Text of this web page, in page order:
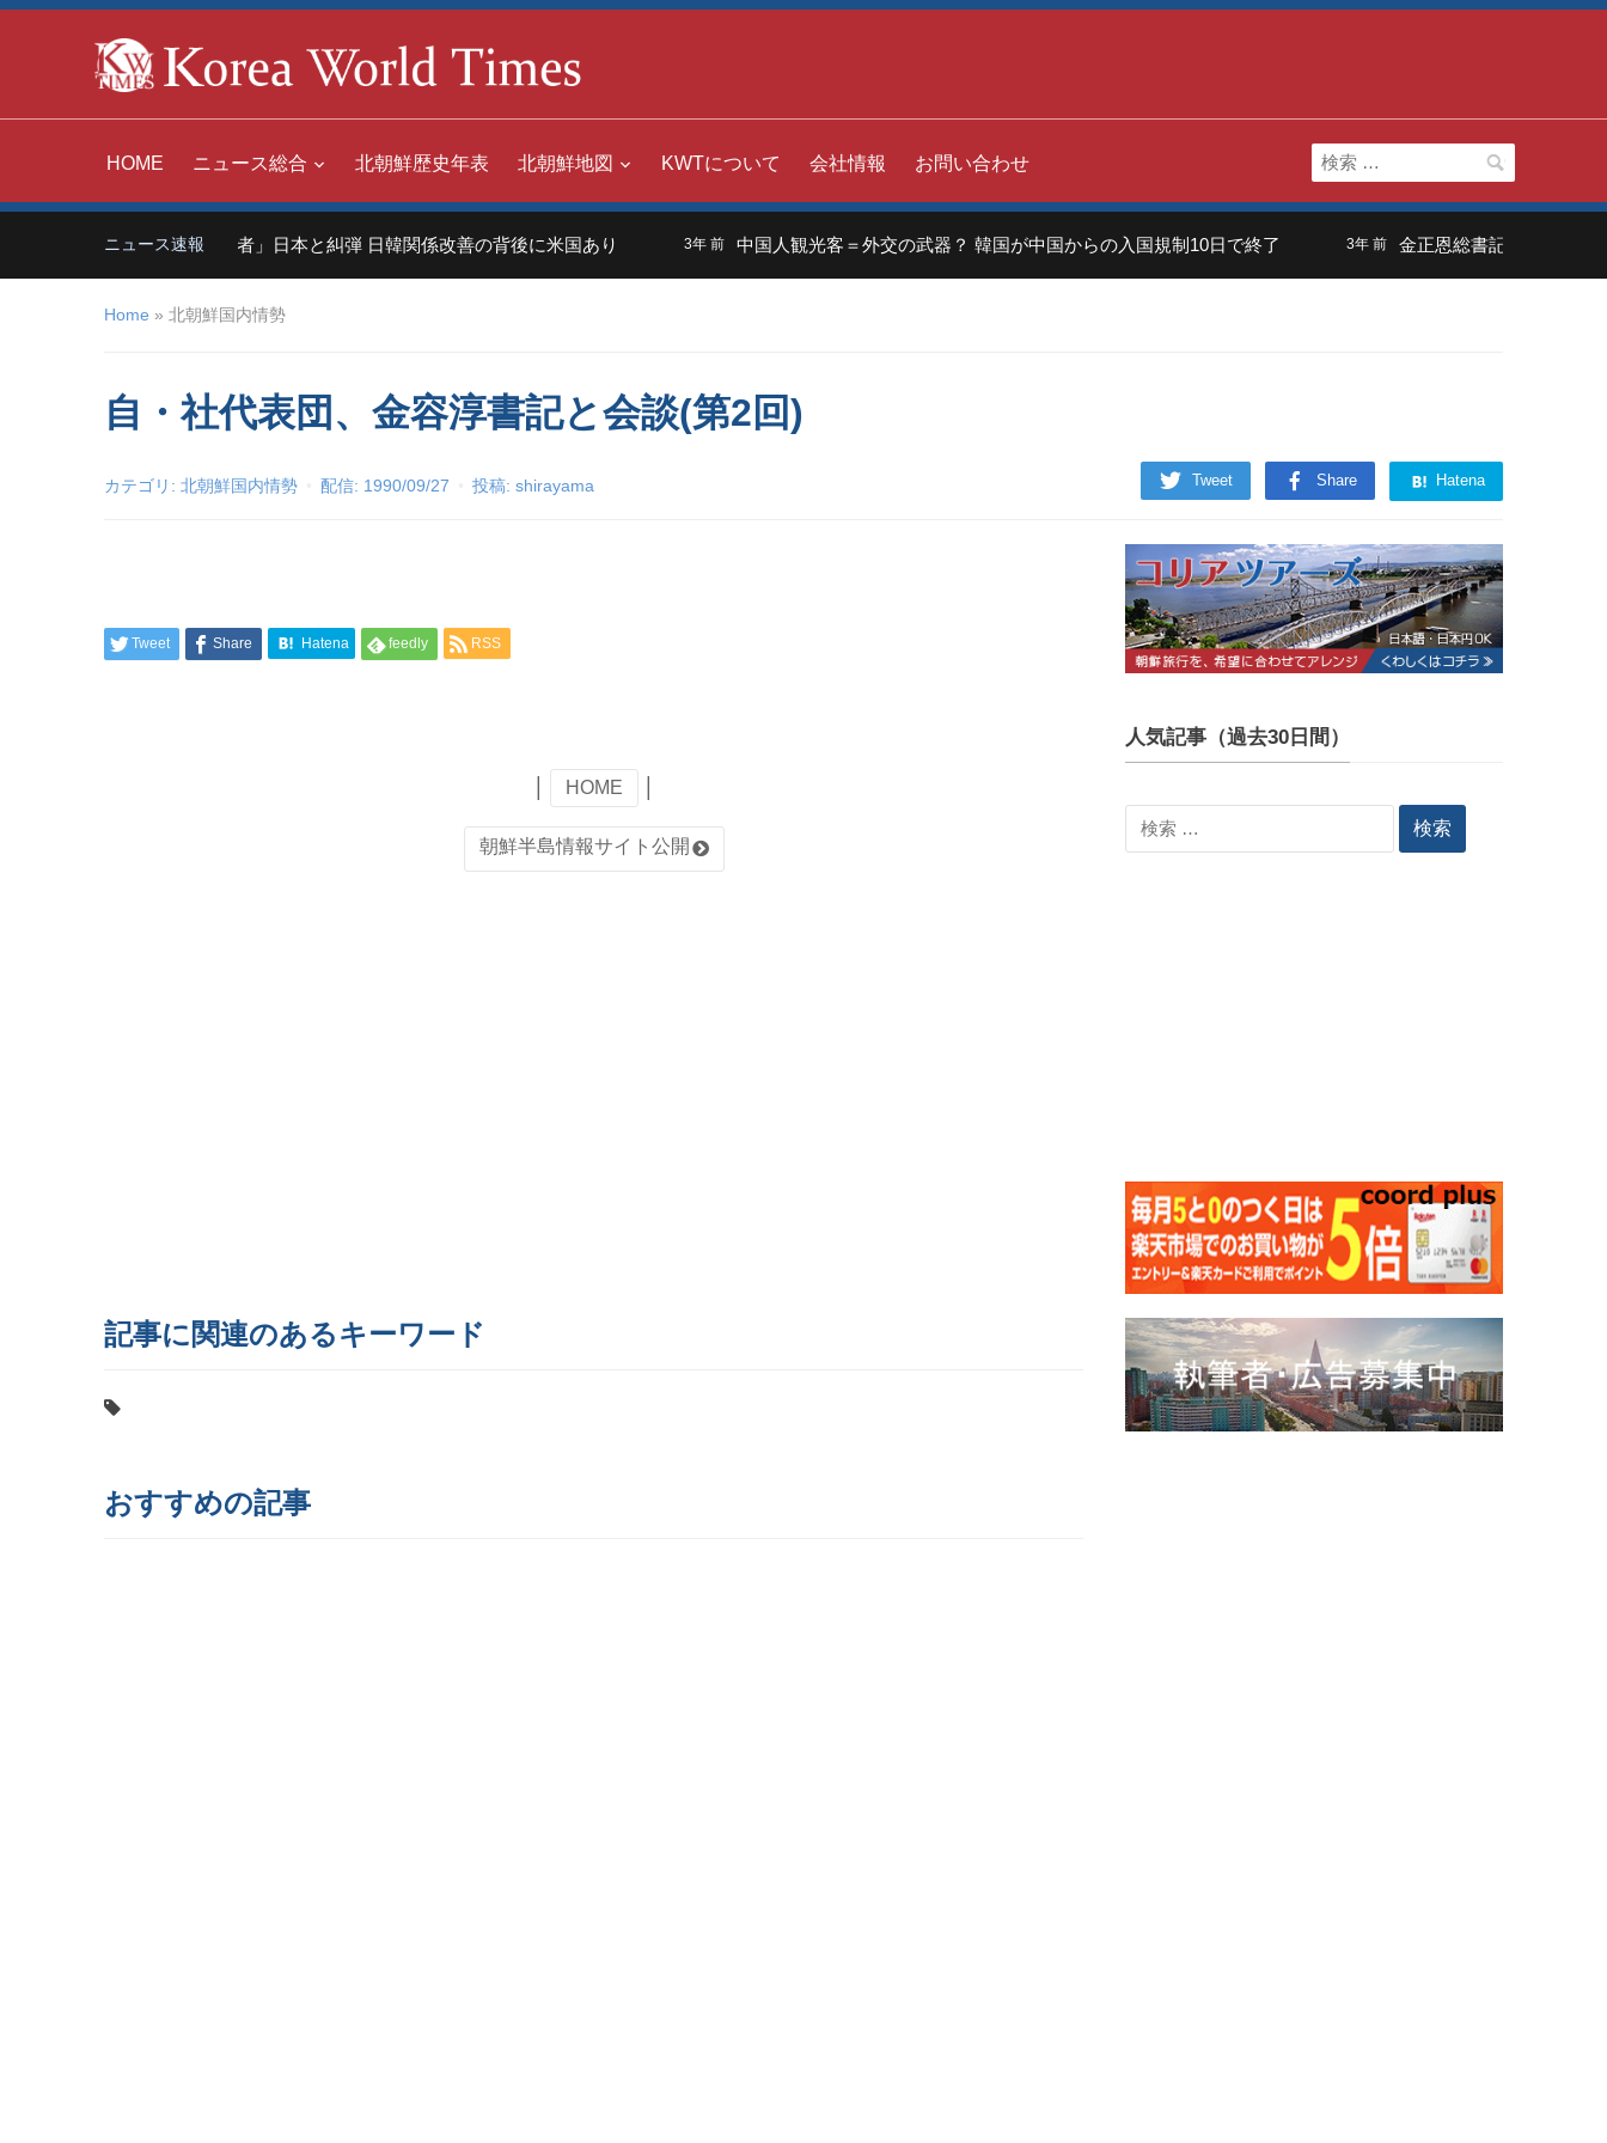
HOME ニュース総合 北朝鮮歴史年表 北朝鮮地図 KWTについて 会社情報 お問い合わせ
検
索:
ニュース速報
中国「世界の嫌われ者」日本と糾弾 日韓関係改善の背後に米国あり 3年 前 中国人観光客＝外交の武器？ 韓国が中国からの入国規制10日で終了 3年 前 金正恩総書記の長男は「虚
Home » 北朝鮮国内情勢
自・社代表団、金容淳書記と会談(第2回)
Tweet Share Hatena
カテゴリ: 北朝鮮国内情勢 配信: 1990/09/27 投稿: shirayama
Tweet Share Hatena feedly RSS
HOME
朝鮮半島情報サイト公開
記事に関連のあるキーワード
おすすめの記事
人気記事（過去30日間）
検